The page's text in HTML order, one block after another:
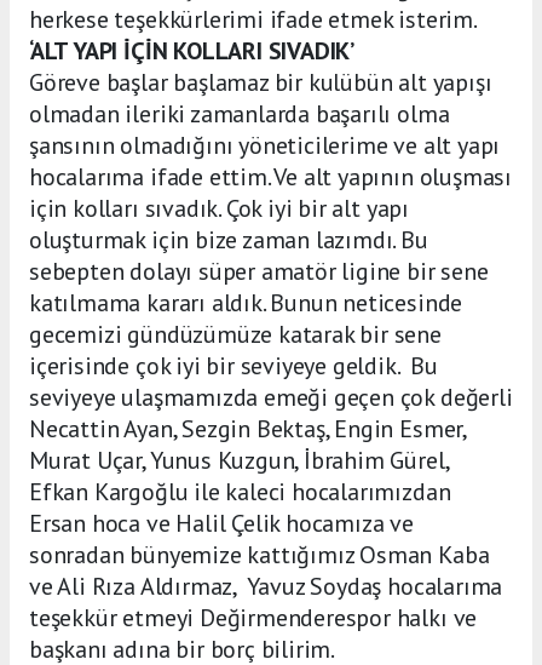
herkese teşekkürlerimi ifade etmek isterim.
‘ALT YAPI İÇİN KOLLARI SIVADIK’
Göreve başlar başlamaz bir kulübün alt yapışı
olmadan ileriki zamanlarda başarılı olma
şansının olmadığını yöneticilerime ve alt yapı
hocalarıma ifade ettim. Ve alt yapının oluşması
için kolları sıvadık. Çok iyi bir alt yapı
oluşturmak için bize zaman lazımdı. Bu
sebepten dolayı süper amatör ligine bir sene
katılmama kararı aldık. Bunun neticesinde
gecemizi gündüzümüze katarak bir sene
içerisinde çok iyi bir seviyeye geldik. Bu
seviyeye ulaşmamızda emeği geçen çok değerli
Necattin Ayan, Sezgin Bektaş, Engin Esmer,
Murat Uçar, Yunus Kuzgun, İbrahim Gürel,
Efkan Kargoğlu ile kaleci hocalarımızdan
Ersan hoca ve Halil Çelik hocamıza ve
sonradan bünyemize kattığımız Osman Kaba
ve Ali Rıza Aldırmaz, Yavuz Soydaş hocalarıma
teşekkür etmeyi Değirmenderespor halkı ve
başkanı adına bir borç bilirim.